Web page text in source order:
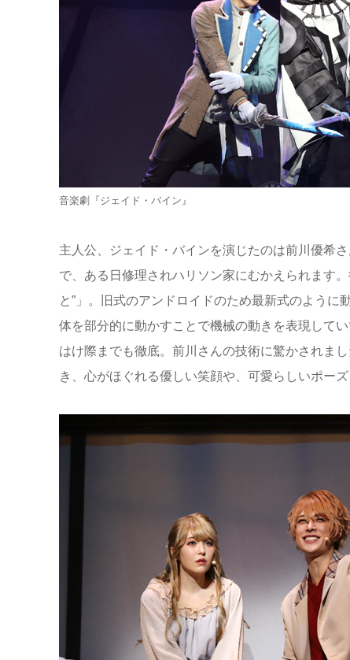
音楽劇『ジェイド・バイン』
主人公、ジェイド・バインを演じたのは前川優希
で、ある日修理されハリソン家にむかえられます
と”」。旧式のアンドロイドのため最新式のように
体を部分的に動かすことで機械の動きを表現して
はけ際までも徹底。前川さんの技術に驚かされま
き、心がほぐれる優しい笑顔や、可愛らしいポーズ